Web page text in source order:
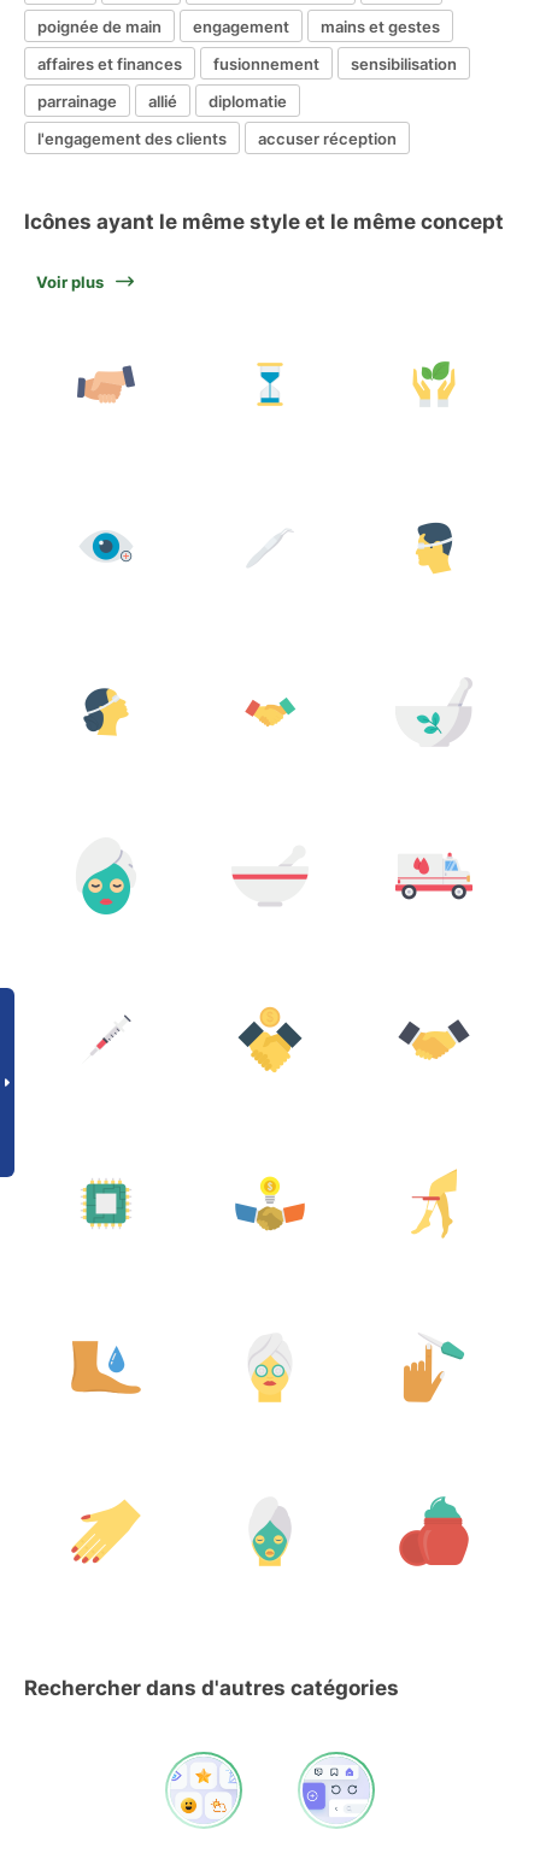
poignée de main
engagement
mains et gestes
affaires et finances
fusionnement
sensibilisation
parrainage
allié
diplomatie
l'engagement des clients
accuser réception
Icônes ayant le même style et le même concept
Voir plus
Rechercher dans d'autres catégories